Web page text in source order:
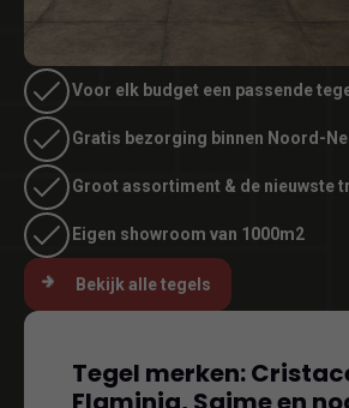
Voor elk budget een passende
Gratis bezorging binnen Noord-
Groot assortiment & de nieuwste
Eigen showroom van 1000m2
Bekijk alle tegels
Tegel merken: